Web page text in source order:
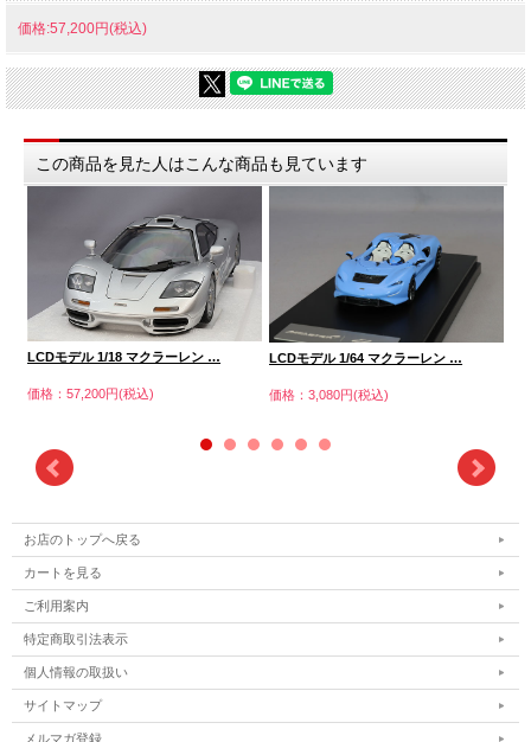
価格:57,200円(税込)
この商品を見た人はこんな商品も見ています
LCDモデル 1/18 マクラーレン …
価格：57,200円(税込)
LCDモデル 1/64 マクラーレン …
価格：3,080円(税込)
お店のトップへ戻る
カートを見る
ご利用案内
特定商取引法表示
個人情報の取扱い
サイトマップ
メルマガ登録